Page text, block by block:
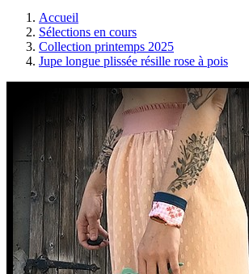
Accueil
Sélections en cours
Collection printemps 2025
Jupe longue plissée résille rose à pois